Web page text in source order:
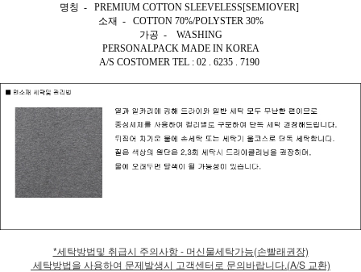
명칭 - PREMIUM COTTON SLEEVELESS[SEMIOVER]
소재 - COTTON 70%/POLYSTER 30%
가공 - WASHING
PERSONALPACK MADE IN KOREA
A/S COSTOMER TEL : 02 . 6235 . 7190
*세탁방법및 취급시 주의사항 - 머신물세탁가능(손빨래권장)
세탁방법을 사용하여 문제발생시 고객센터로 문의바랍니다.(A/S 교환)